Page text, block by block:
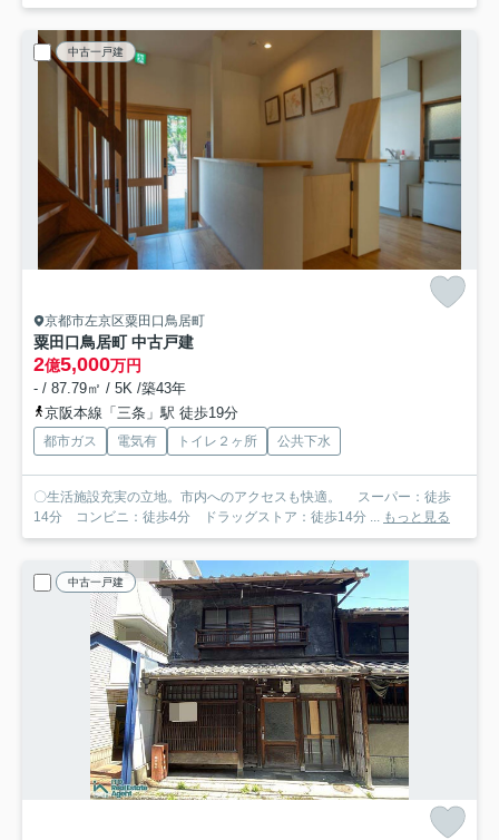
中古一戸建
京都市左京区粟田口鳥居町
粟田口鳥居町 中古戸建
2億5,000万円
- / 87.79㎡ / 5K /築43年
京阪本線「三条」駅 徒歩19分
都市ガス 電気有 トイレ２ヶ所 公共下水
〇生活施設充実の立地。市内へのアクセスも快適。 スーパー：徒歩
14分 コンビニ：徒歩4分 ドラッグストア：徒歩14分 ...
もっと見る
中古一戸建